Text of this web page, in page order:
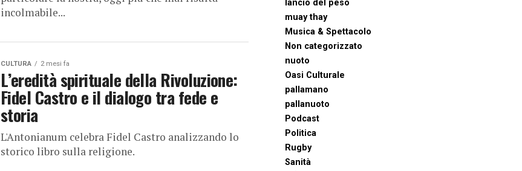
incolmabile...
CULTURA 2 mesi fa
L’eredità spirituale della Rivoluzione:
Fidel Castro e il dialogo tra fede e
storia
L'Antonianum celebra Fidel Castro analizzando lo
storico libro sulla religione.
lancio del peso
muay thay
Musica & Spettacolo
Non categorizzato
nuoto
Oasi Culturale
pallamano
pallanuoto
Podcast
Politica
Rugby
Sanità